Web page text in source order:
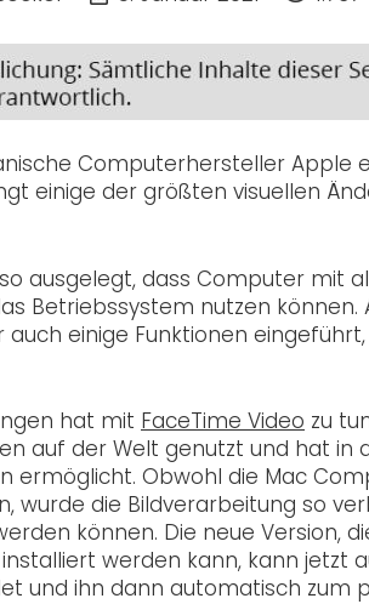
Computerhersteller Apple
einige der größten visuellen
ausgelegt, dass Computer mit
Betriebssystem nutzen
einige Funktionen
hat mit FaceTime Video zu
auf der Welt genutzt und hat
ermöglicht. Obwohl die Mac
wurde die Bildverarbeitung so
können. Die neue Version,
werden kann, kann jetzt
und ihn dann automatisch zum